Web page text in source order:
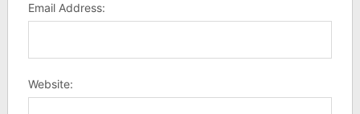
Email Address:
Website: